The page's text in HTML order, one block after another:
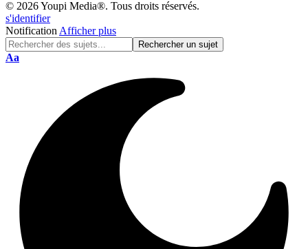
© 2026 Youpi Media®. Tous droits réservés.
s'identifier
Notification Afficher plus
Réinitialisation
Aa